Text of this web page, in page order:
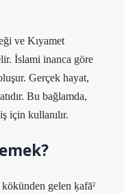
ve Kıyamet
İslami inanca göre
Gerçek hayat,
Bu bağlamda,
için kullanılır.
gelen ḳafāˀ